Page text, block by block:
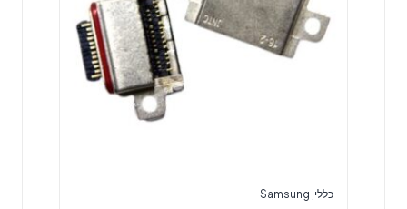
כללי Samsung